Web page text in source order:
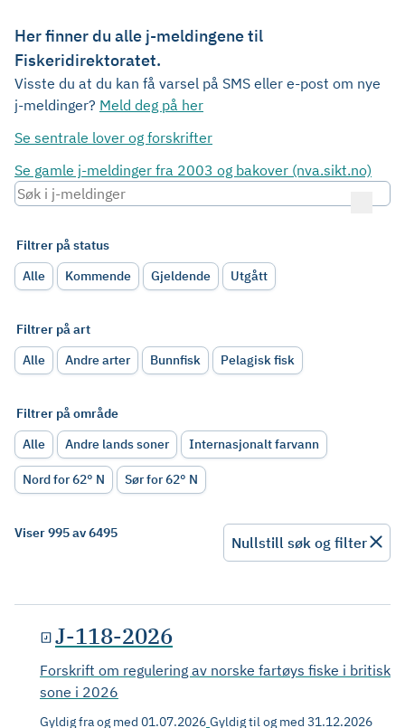
Her finner du alle j-meldingene til
Fiskeridirektoratet.
Visste du at du kan få varsel på SMS eller e-post om nye
j-meldinger? Meld deg på her
Se sentrale lover og forskrifter
Se gamle j-meldinger fra 2003 og bakover (nva.sikt.no)
Filtrer på status
Alle
Kommende Gjeldende Utgått
Filtrer på art
Alle
Andre arter Bunnfisk Pelagisk fisk
Filtrer på område
Alle
Andre lands soner Internasjonalt farvann
Nord for 62° N Sør for 62° N
Viser 995 av 6495
Nullstill søk og filter
J-118-2026
Forskrift om regulering av norske fartøys fiske i britisk
sone i 2026
Gyldig fra og med 01.07.2026 Gyldig til og med 31.12.2026